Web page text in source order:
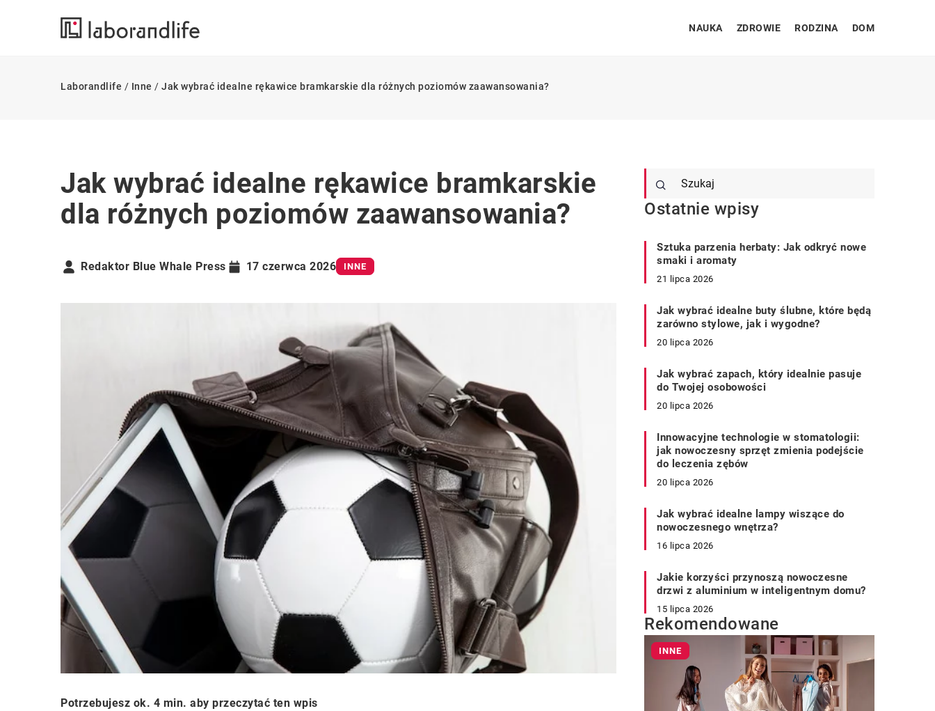
NAUKA ZDROWIE RODZINA DOM
Laborandlife / Inne / Jak wybrać idealne rękawice bramkarskie dla różnych poziomów zaawansowania?
Jak wybrać idealne rękawice bramkarskie
dla różnych poziomów zaawansowania?
Redaktor Blue Whale Press 17 czerwca 2026 INNE
Potrzebujesz ok. 4 min. aby przeczytać ten wpis
Ostatnie wpisy
Sztuka parzenia herbaty: Jak odkryć nowe
smaki i aromaty
21 lipca 2026
Jak wybrać idealne buty ślubne, które będą
zarówno stylowe, jak i wygodne?
20 lipca 2026
Jak wybrać zapach, który idealnie pasuje
do Twojej osobowości
20 lipca 2026
Innowacyjne technologie w stomatologii:
jak nowoczesny sprzęt zmienia podejście
do leczenia zębów
20 lipca 2026
Jak wybrać idealne lampy wiszące do
nowoczesnego wnętrza?
16 lipca 2026
Jakie korzyści przynoszą nowoczesne
drzwi z aluminium w inteligentnym domu?
15 lipca 2026
Rekomendowane
INNE